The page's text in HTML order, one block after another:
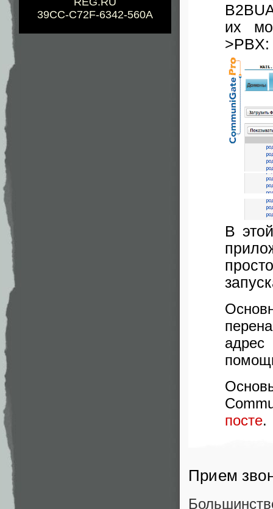
39CC-C72F-6342-560A
их
>PBX:
В
посте.
Прием